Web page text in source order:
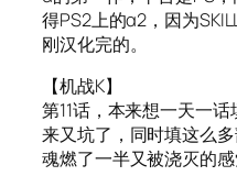
得PS2上的α2，因为
刚汉化完的。
【机战K】
第11话，本来想一天一
来又坑了，同时填这么
魂燃了一半又被浇灭的感